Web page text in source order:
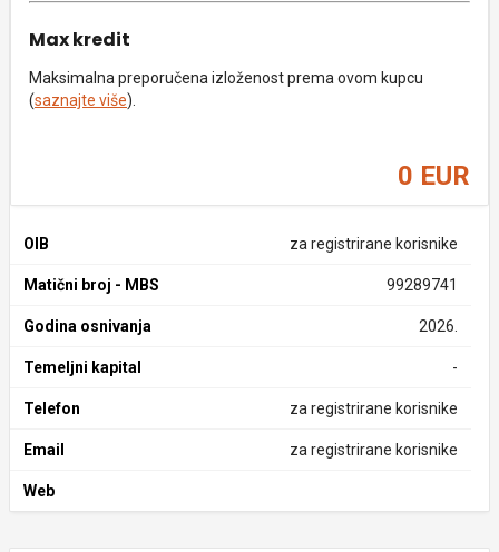
Max kredit
Maksimalna preporučena izloženost prema ovom kupcu
(saznajte više).
0 EUR
OIB za registrirane korisnike
Matični broj - MBS 99289741
Godina osnivanja 2026.
Temeljni kapital -
Telefon za registrirane korisnike
Email za registrirane korisnike
Web